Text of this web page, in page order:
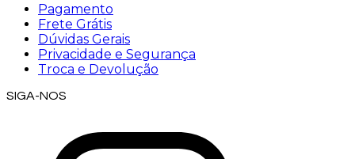
Pagamento
Frete Grátis
Dúvidas Gerais
Privacidade e Segurança
Troca e Devolução
SIGA-NOS